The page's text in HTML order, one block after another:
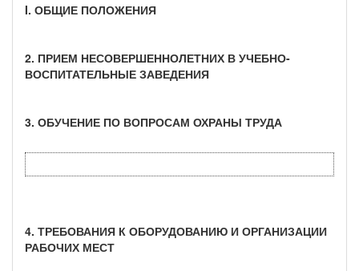
I. ОБЩИЕ ПОЛОЖЕНИЯ
2. ПРИЕМ НЕСОВЕРШЕННОЛЕТНИХ В УЧЕБНО-
ВОСПИТАТЕЛЬНЫЕ ЗАВЕДЕНИЯ
3. ОБУЧЕНИЕ ПО ВОПРОСАМ ОХРАНЫ ТРУДА
4. ТРЕБОВАНИЯ К ОБОРУДОВАНИЮ И ОРГАНИЗАЦИИ
РАБОЧИХ МЕСТ